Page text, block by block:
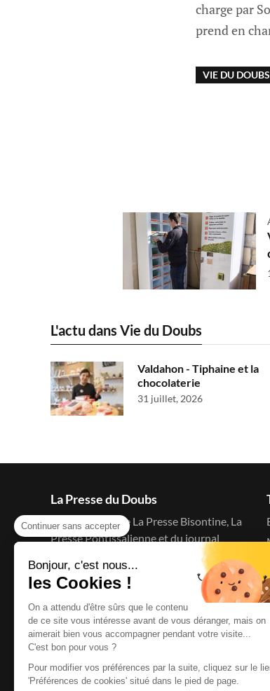
Continuer sans accepter
Bonjour, c'est nous...
les Cookies !
On a attendu d'être sûrs que le contenu
de ce site vous intéresse avant de vous déranger, mais on
aimerait bien vous accompagner pendant votre visite...
C'est bon pour vous ?
Pour modifier vos préférences par la suite, cliquez sur le
'Préférences de cookies' situé dans le pied de page.
charge par
prend en
VIE DU DOUBS
L'actu dans Vie du Doubs
Valdahon - Tiphaine et la
chocolaterie
31 juillet, 2026
La Presse du Doubs
Le blog d'actu de La Presse Bisontine, La
Presse Pontissalienne et du journal